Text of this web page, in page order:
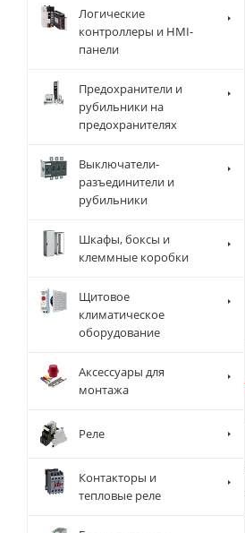
Логические
контроллеры и HMI-
панели
Предохранители и
рубильники на
предохранителях
Выключатели-
разъединители и
рубильники
Шкафы, боксы и
клеммные коробки
Щитовое
климатическое
оборудование
Аксессуары для
монтажа
Реле
Контакторы и
тепловые реле